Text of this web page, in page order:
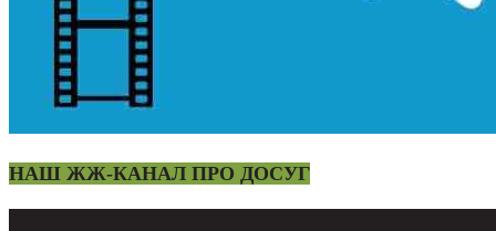
НАШ ЖЖ-КАНАЛ ПРО ДОСУГ